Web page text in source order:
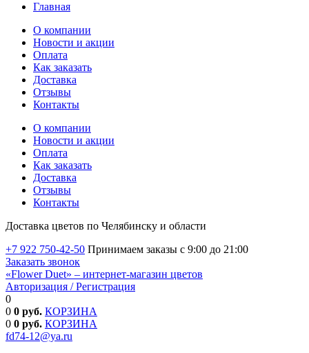
Главная
О компании
Новости и акции
Оплата
Как заказать
Доставка
Отзывы
Контакты
О компании
Новости и акции
Оплата
Как заказать
Доставка
Отзывы
Контакты
Доставка цветов по Челябинску и области
+7 922 750-42-50 Принимаем заказы с 9:00 до 21:00
Заказать звонок
«Flower Duet» – интернет-магазин цветов
Авторизация / Регистрация
0
0 0 руб. КОРЗИНА
0 0 руб. КОРЗИНА
fd74-12@ya.ru